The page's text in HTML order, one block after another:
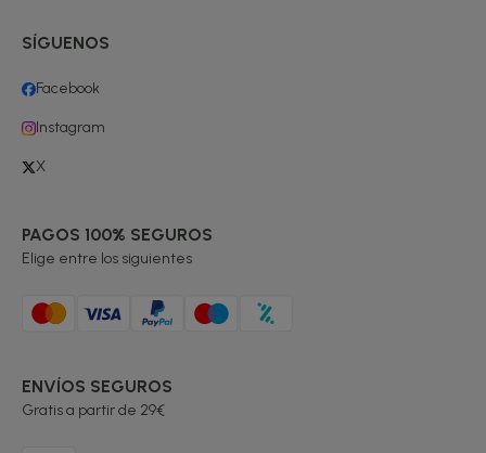
SÍGUENOS
Facebook
Instagram
X
PAGOS 100% SEGUROS
Elige entre los siguientes
ENVÍOS SEGUROS
Gratis a partir de 29€